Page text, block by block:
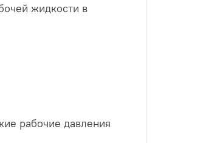
жидкости в
рабочие давления